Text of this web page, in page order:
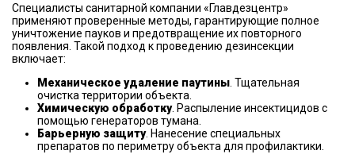
Специалисты санитарной компании «Главдезцентр»
применяют проверенные методы, гарантирующие полное
уничтожение пауков и предотвращение их повторного
появления. Такой подход к проведению дезинсекции
включает:
Механическое удаление паутины . Тщательная
очистка территории объекта.
Химическую обработку. Распыление инсектицидов с
помощью генераторов тумана.
Барьерную защиту. Нанесение специальных
препаратов по периметру объекта для профилактики.